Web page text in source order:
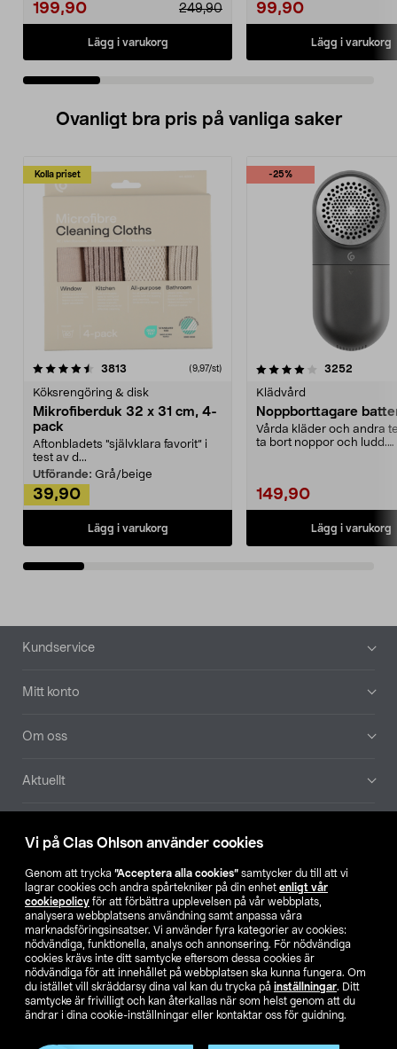
Vi på Clas Ohlson använder cookies
Genom att trycka ”Acceptera alla cookies” samtycker du till att vi
lagrar cookies och andra spårtekniker på din enhet enligt vår
cookiepolicy för att förbättra upplevelsen på vår webbplats,
analysera webbplatsens användning samt anpassa våra
marknadsföringsinsatser. Vi använder fyra kategorier av cookies:
nödvändiga, funktionella, analys och annonsering. För nödvändiga
cookies krävs inte ditt samtycke eftersom dessa cookies är
nödvändiga för att innehållet på webbplatsen ska kunna fungera. Om
du istället vill skräddarsy dina val kan du trycka på inställningar. Ditt
samtycke är frivilligt och kan återkallas när som helst genom att du
ändrar i dina cookie-inställningar eller kontaktar oss för guidning.
199,90 249,90
Lägg i varukorg
99,90
Lägg i varukorg
Ovanligt bra pris på vanliga saker
Kolla priset
3813 (9,97/st)
Köksrengöring & disk
Mikrofiberduk 32 x 31 cm, 4-
pack
Aftonbladets "självklara favorit” i
test av d...
Utförande: Grå/beige
39,90
Lägg i varukorg
-25%
4.0av 5 stjärnor 3252
Klädvård
Noppborttagare
Vårda kläder och andra
ta bort noppor och ludd.
149,90
Lägg i varukorg
4.5av 5 stjärnor
Sidfot
Kundservice
Mitt konto
Om oss
Aktuellt
Hitta butik
SE NO FI